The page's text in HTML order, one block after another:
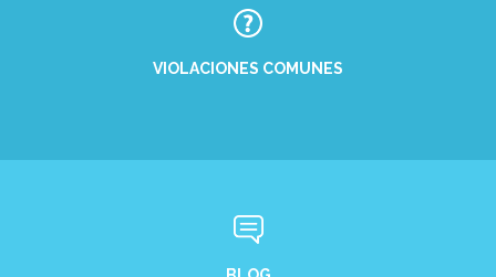
VIOLACIONES COMUNES